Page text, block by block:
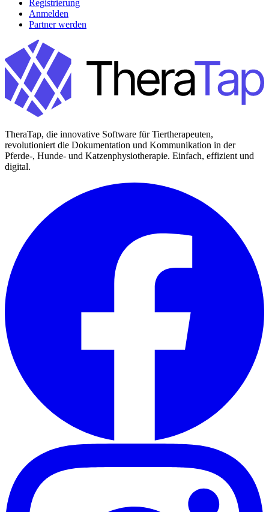
Registrierung
Anmelden
Partner werden
TheraTap, die innovative Software für Tiertherapeuten,
revolutioniert die Dokumentation und Kommunikation in der
Pferde-, Hunde- und Katzenphysiotherapie. Einfach, effizient und
digital.